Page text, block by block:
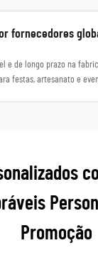
fornecedores
e de longo prazo na
festas, artesanato e
Promoção